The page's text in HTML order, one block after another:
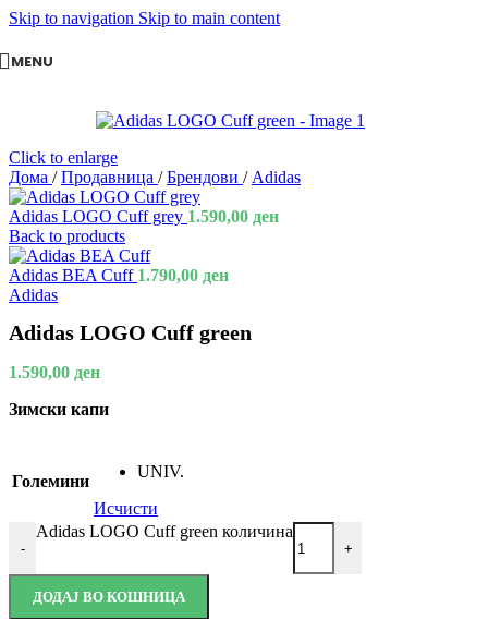
Skip to navigation Skip to main content
MENU
Click to enlarge
Дома / Продавница / Брендови / Adidas
Adidas LOGO Cuff grey 1.590,00 ден
Back to products
Adidas BEA Cuff 1.790,00 ден
Adidas
Adidas LOGO Cuff green
1.590,00 ден
Зимски капи
Големини
UNIV.
Исчисти
-
Adidas LOGO Cuff green количина
+
ДОДАЈ ВО КОШНИЦА